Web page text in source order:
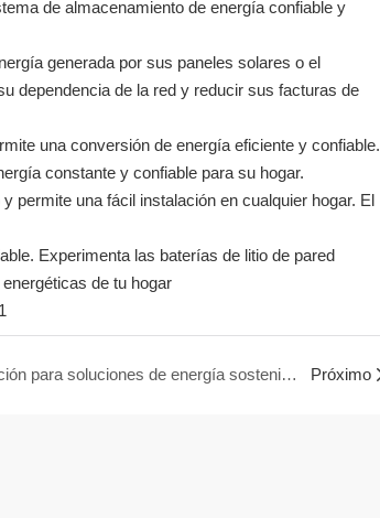
de almacenamiento de energía confiable y
generada por sus paneles solares o el
dependencia de la red y reducir sus facturas de
una conversión de energía eficiente y confiable.
constante y confiable para su hogar.
permite una fácil instalación en cualquier hogar. El
Experimenta las baterías de litio de pared
de tu hogar
Una asociación para soluciones de energía sostenible Baterías de litio LEMAX de 15 kWh e inversores Deye Próximo